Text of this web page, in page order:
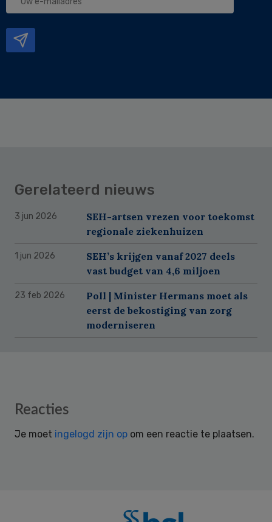
Gerelateerd nieuws
3 jun 2026
SEH-artsen vrezen voor toekomst
regionale ziekenhuizen
1 jun 2026
SEH’s krijgen vanaf 2027 deels
vast budget van 4,6 miljoen
23 feb 2026
Poll | Minister Hermans moet als
eerst de bekostiging van zorg
moderniseren
Reader
Reacties
Je moet ingelogd zijn op om een reactie te plaatsen.